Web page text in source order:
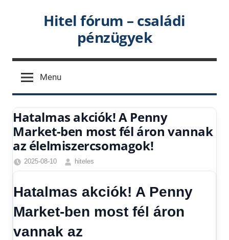
Hitel fórum – családi
pénzügyek
Menu
Hatalmas akciók! A Penny
Market-ben most fél áron vannak
az élelmiszercsomagok!
2025-08-10
hiteles
Friss
Hírek,
1
Hatalmas akciók! A Penny
Market-ben most fél áron
vannak az